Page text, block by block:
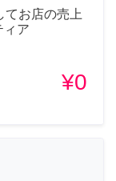
お店の売上
ア
¥0